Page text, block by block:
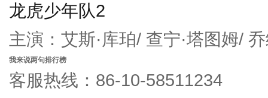
龙虎少年队2
主演：艾斯·库珀/ 查宁·塔图姆/
我来说两句排行榜
客服热线：86-10-58511234